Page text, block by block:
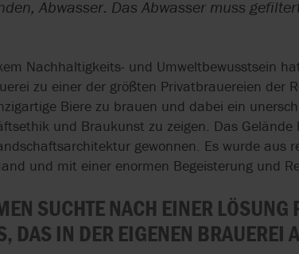
PEDROLLO
PULSAFEEDER
REALAX
QUALITÄTSSICHERUNG
DRUCKLUFTMEMBRANPUMPEN
FÜR LEBENSMITTEL
FÖRDERN UND
STRUKTURIEREN IN DER
KÄSEPRODUKTION
HOCHDRUCK-
SCHLAUCHPUMPEN
EC 1935/2004
EN 733 & DIN 24255 USP
Abwasser. Das Abwasser muss
Nachhaltigkeits- und Umweltbewusstsein
zu einer der größten Privatbrauereien der
Biere zu brauen und dabei ein
und Braukunst zu zeigen. Das
gewonnen. Es wurde aus
und mit einer enormen Begeisterung und
SUCHTE NACH EINER LÖSUNG
DAS IN DER EIGENEN BRAUEREI